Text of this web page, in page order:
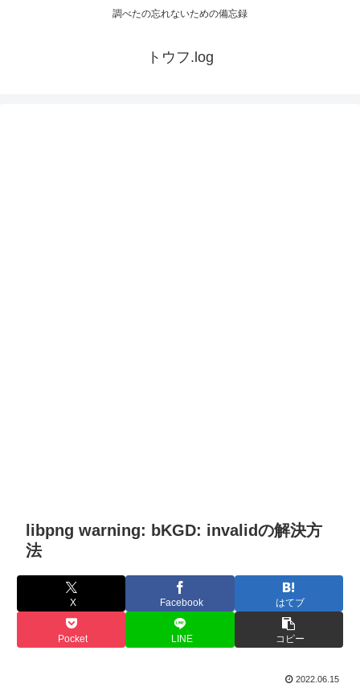
調べたの忘れないための備忘録
トウフ.log
libpng warning: bKGD: invalidの解決方
法
X Facebook はてブ
Pocket LINE コピー
2022.06.15